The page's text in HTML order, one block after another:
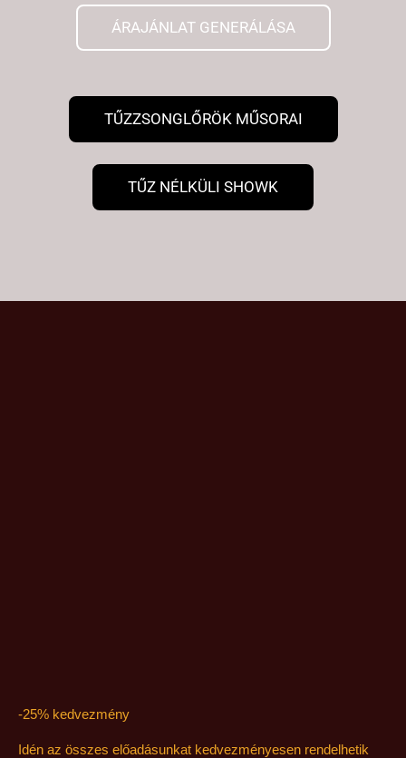
ÁRAJÁNLAT GENERÁLÁSA
TŰZZSONGLŐRÖK MŰSORAI
TŰZ NÉLKÜLI SHOWK
-25% kedvezmény
Idén az összes előadásunkat kedvezményesen rendelhetik